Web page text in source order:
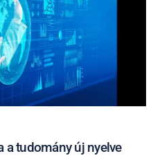
a tudomány új nyelve